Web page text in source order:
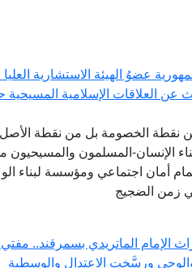
عضوُ الهيئة الاستشارية
عن العلاقات الإسلامية
نقطة الخصومة بل من نقطة الأصل
الإنسان-المسلمون
أمان اجتماعي ومؤسسة
زمن الضجيج
الإمام الماتريدي بسمرقند.. مفتي
ورسَّخت الاعتدال والوسطية